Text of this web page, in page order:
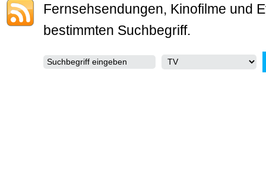
Fernsehsendungen, Kinofilme und
bestimmten Suchbegriff.